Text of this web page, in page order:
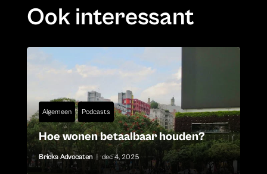
Ook interessant
Algemeen Podcasts
Hoe wonen betaalbaar houden?
Bricks Advocaten | dec 4, 2025